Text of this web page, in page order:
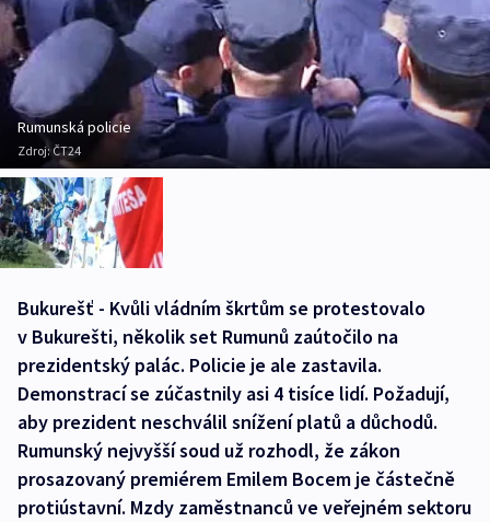
Rumunská policie
Zdroj: ČT24
Bukurešť - Kvůli vládním škrtům se protestovalo
v Bukurešti, několik set Rumunů zaútočilo na
prezidentský palác. Policie je ale zastavila.
Demonstrací se zúčastnily asi 4 tisíce lidí. Požadují,
aby prezident neschválil snížení platů a důchodů.
Rumunský nejvyšší soud už rozhodl, že zákon
prosazovaný premiérem Emilem Bocem je částečně
protiústavní. Mzdy zaměstnanců ve veřejném sektoru